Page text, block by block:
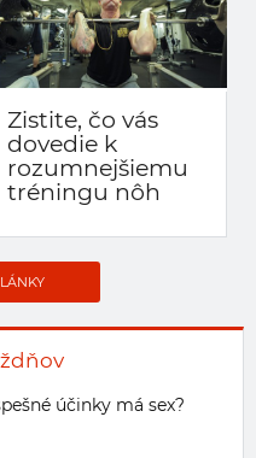
účinky má sex?
Zistite, čo vás
dovedie k
rozumnejšiemu
tréningu nôh